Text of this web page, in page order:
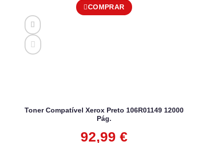
COMPRAR
Toner Compatível Xerox Preto 106R01149 12000
Pág.
92,99 €